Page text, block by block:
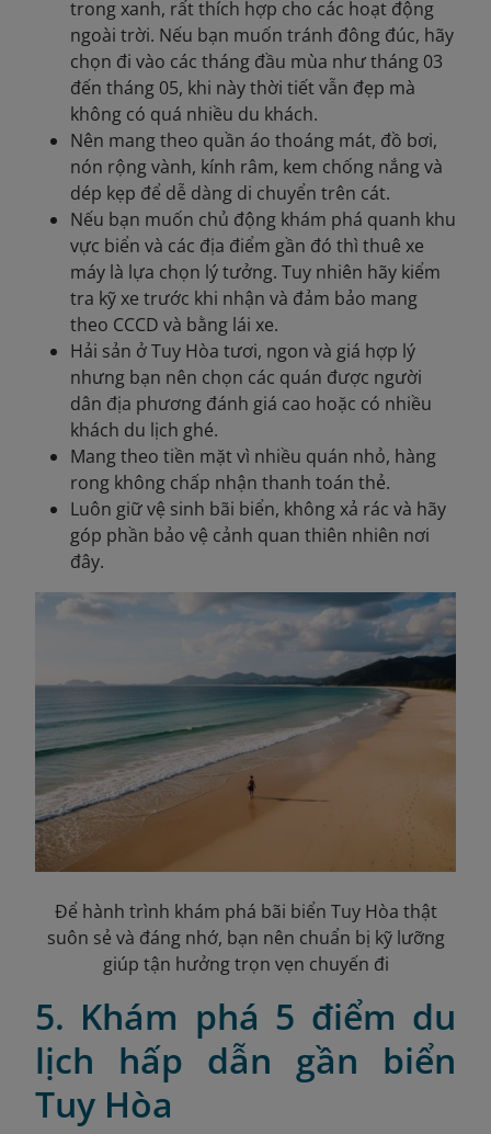
trong xanh, rất thích hợp cho các hoạt động
ngoài trời. Nếu bạn muốn tránh đông đúc, hãy
chọn đi vào các tháng đầu mùa như tháng 03
đến tháng 05, khi này thời tiết vẫn đẹp mà
không có quá nhiều du khách.
Nên mang theo quần áo thoáng mát, đồ bơi,
nón rộng vành, kính râm, kem chống nắng và
dép kẹp để dễ dàng di chuyển trên cát.
Nếu bạn muốn chủ động khám phá quanh khu
vực biển và các địa điểm gần đó thì thuê xe
máy là lựa chọn lý tưởng. Tuy nhiên hãy kiểm
tra kỹ xe trước khi nhận và đảm bảo mang
theo CCCD và bằng lái xe.
Hải sản ở Tuy Hòa tươi, ngon và giá hợp lý
nhưng bạn nên chọn các quán được người
dân địa phương đánh giá cao hoặc có nhiều
khách du lịch ghé.
Mang theo tiền mặt vì nhiều quán nhỏ, hàng
rong không chấp nhận thanh toán thẻ.
Luôn giữ vệ sinh bãi biển, không xả rác và hãy
góp phần bảo vệ cảnh quan thiên nhiên nơi
đây.
Để hành trình khám phá bãi biển Tuy Hòa thật
suôn sẻ và đáng nhớ, bạn nên chuẩn bị kỹ lưỡng
giúp tận hưởng trọn vẹn chuyến đi
5. Khám phá 5 điểm du
lịch hấp dẫn gần biển
Tuy Hòa